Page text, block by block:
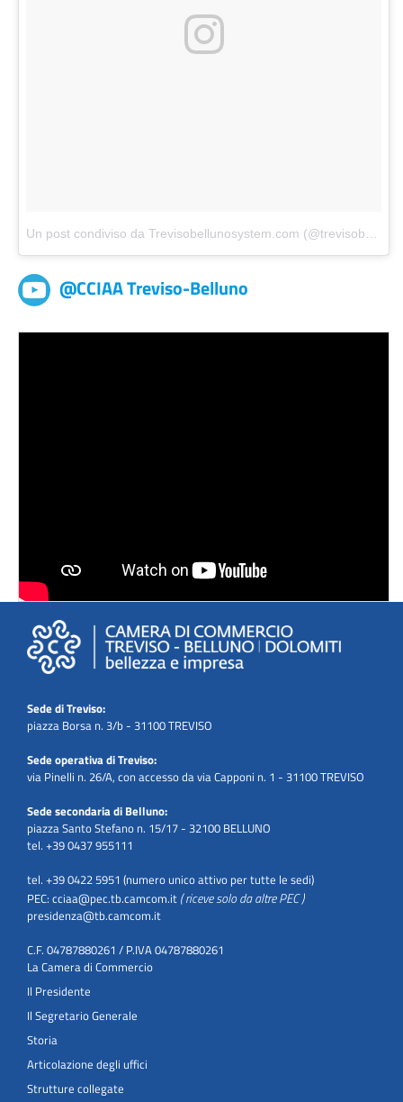
Un post condiviso da Trevisobellunosystem.com (@trevisobellunosystem)
@CCIAA Treviso-Belluno
Sede di Treviso:
piazza Borsa n. 3/b - 31100 TREVISO
Sede operativa di Treviso:
via Pinelli n. 26/A, con accesso da via Capponi n. 1 - 31100 TREVISO
Sede secondaria di Belluno:
piazza Santo Stefano n. 15/17 - 32100 BELLUNO
tel. +39 0437 955111
tel. +39 0422 5951 (numero unico attivo per tutte le sedi)
PEC: cciaa@pec.tb.camcom.it ( riceve solo da altre PEC )
presidenza@tb.camcom.it
C.F. 04787880261 / P.IVA 04787880261
La Camera di Commercio
Il Presidente
Il Segretario Generale
Storia
Articolazione degli uffici
Strutture collegate